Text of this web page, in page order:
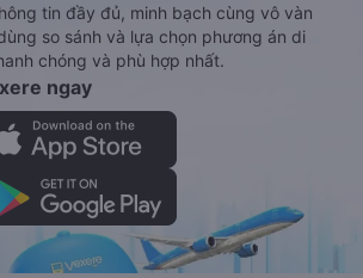
tin đầy đủ, minh bạch cùng vô vàn
so sánh và lựa chọn phương án di
chóng và phù hợp nhất.
ngay